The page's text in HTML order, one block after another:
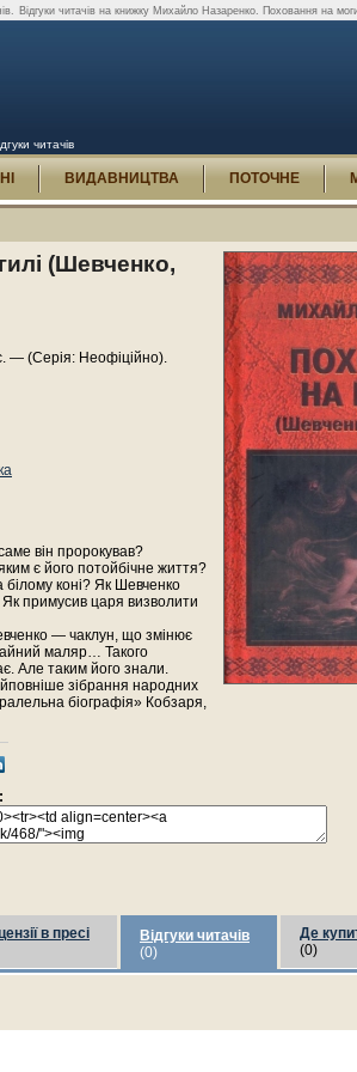
Відгуки читачів на книжку Михайло Назаренко. Поховання на
читачів
ВИДАВНИЦТВА ПОТОЧНЕ
(Шевченко,
— (Серія: Неофіційно).
він пророкував?
є його потойбічне життя?
білому коні? Як Шевченко
Як примусив царя визволити
— чаклун, що змінює
маляр… Такого
Але таким його знали.
зібрання народних
біографія» Кобзаря,
в пресі
Відгуки читачів
(0)
Де
(0)